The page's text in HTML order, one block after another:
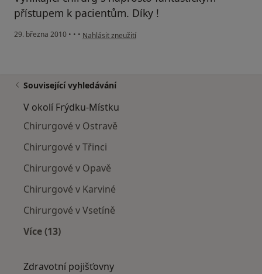
přístupem k pacientům. Díky !
29. března 2010 • • • podle názoru uživatele Pacient
Nahlásit zneužití
Související vyhledávání
V okolí Frýdku-Místku
Chirurgové v Ostravě
Chirurgové v Třinci
Chirurgové v Opavě
Chirurgové v Karviné
Chirurgové v Vsetíně
Více (13)
Zdravotní pojišťovny